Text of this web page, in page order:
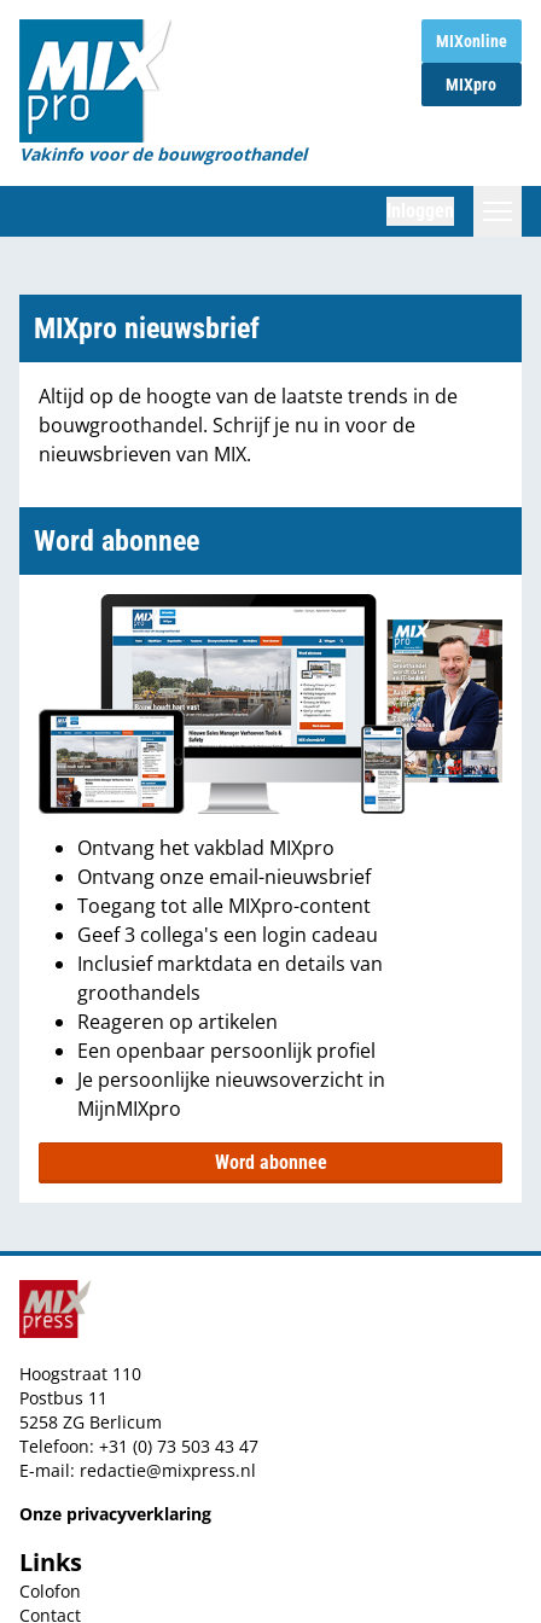
MIXonline
MIXpro
Vakinfo voor de bouwgroothandel
Home
Magazines
Organisaties
Marktcijfers
Partners
MIXpro nieuwsbrief
Altijd op de hoogte van de laatste trends in de
bouwgroothandel. Schrijf je nu in voor de
nieuwsbrieven van MIX.
Word abonnee
Ontvang het vakblad MIXpro
Ontvang onze email-nieuwsbrief
Toegang tot alle MIXpro-content
Geef 3 collega's een login cadeau
Inclusief marktdata en details van
groothandels
Reageren op artikelen
Een openbaar persoonlijk profiel
Je persoonlijke nieuwsoverzicht in
MijnMIXpro
Word abonnee
Hoogstraat 110
Postbus 11
5258 ZG Berlicum
Telefoon: +31 (0) 73 503 43 47
E-mail: redactie@mixpress.nl
Onze privacyverklaring
Links
Colofon
Contact